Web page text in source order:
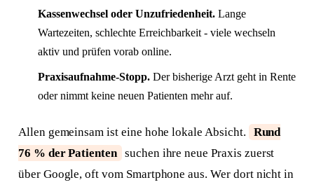
Kassenwechsel oder Unzufriedenheit.Lange
Wartezeiten, schlechte Erreichbarkeit - viele wechseln
aktiv und prüfen vorab online.
Praxisaufnahme-Stopp.Der bisherige Arzt geht in Rente
oder nimmt keine neuen Patienten mehr auf.
Allen gemeinsam ist eine hohe lokale Absicht.
Rund
76 % der Patienten suchen ihre neue Praxis zuerst
über Google, oft vom Smartphone aus. Wer dort nicht in